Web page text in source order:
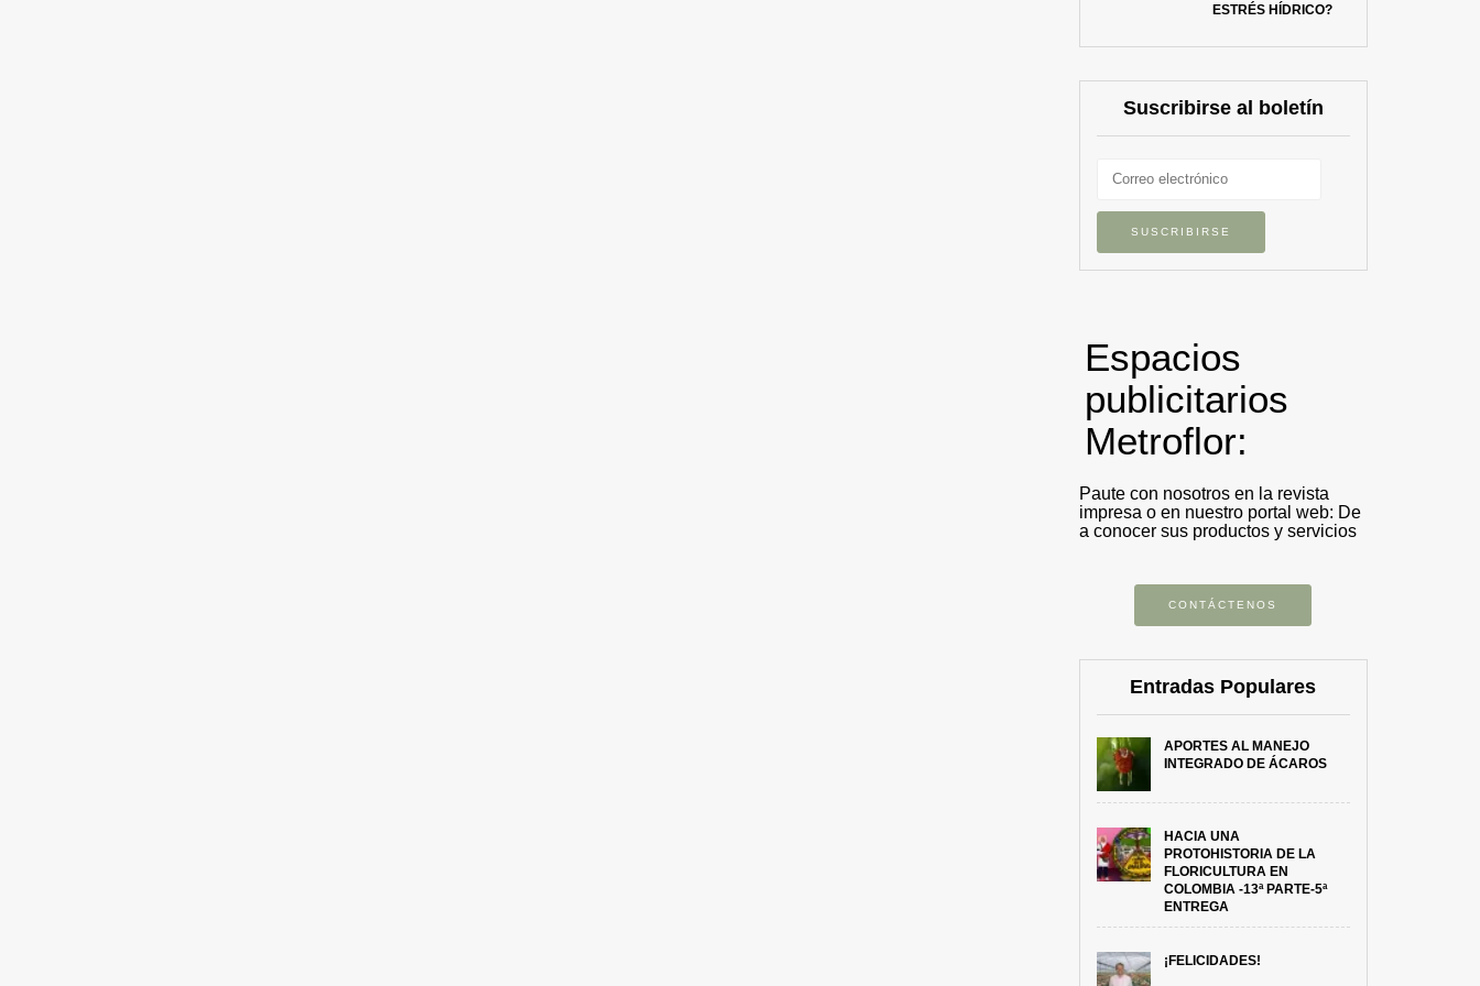
ESTRÉS HÍDRICO?
Suscribirse al boletín
Espacios
publicitarios
Metroflor:
Paute con nosotros en la revista
impresa o en nuestro portal web: De
a conocer sus productos y servicios
CONTÁCTENOS
Entradas Populares
APORTES AL MANEJO
INTEGRADO DE ÁCAROS
HACIA UNA
PROTOHISTORIA DE LA
FLORICULTURA EN
COLOMBIA -13ª PARTE-5ª
ENTREGA
¡FELICIDADES!